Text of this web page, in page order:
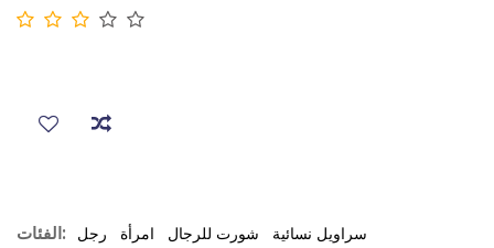
الفئات: رجل امرأة شورت للرجال
سراويل نسائية